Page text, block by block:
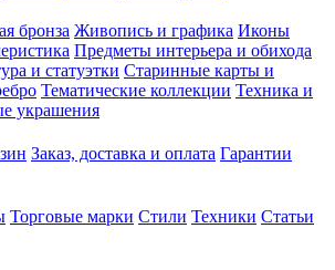
бронза Живопись и графика Иконы
Предметы интерьера и обихода
и статуэтки Старинные карты и
Тематические коллекции Техника и
украшения
Заказ, доставка и оплата Гарантии
Торговые марки Стили Техники Статьи